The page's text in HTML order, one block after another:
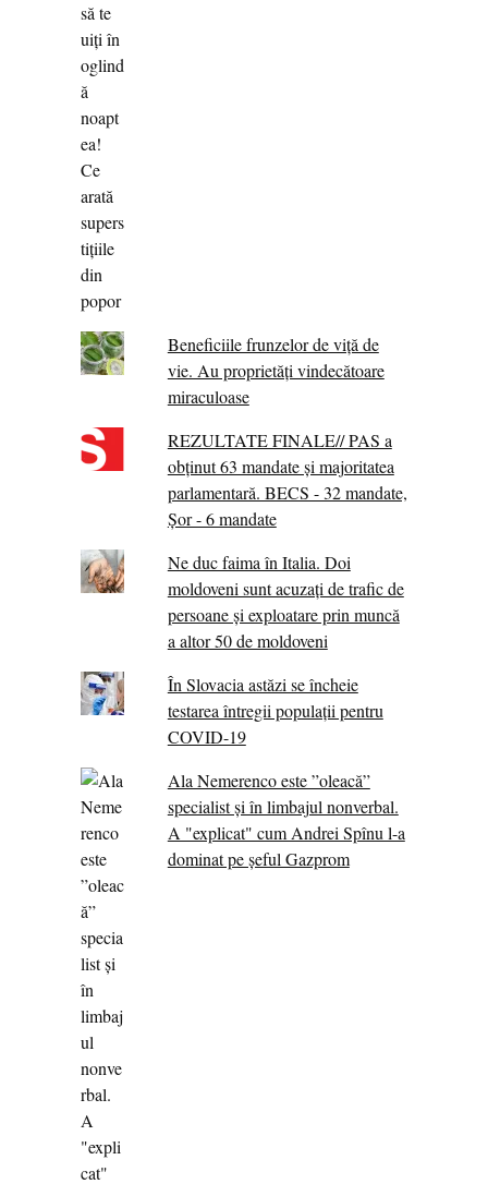
Beneficiile frunzelor de viță de
vie. Au proprietăţi vindecătoare
miraculoase
REZULTATE FINALE// PAS a
obținut 63 mandate și majoritatea
parlamentară. BECS - 32 mandate,
Șor - 6 mandate
Ne duc faima în Italia. Doi
moldoveni sunt acuzați de trafic de
persoane și exploatare prin muncă
a altor 50 de moldoveni
În Slovacia astăzi se încheie
testarea întregii populații pentru
COVID-19
Ala Nemerenco este ”oleacă”
specialist și în limbajul nonverbal.
A "explicat" cum Andrei Spînu l-a
dominat pe șeful Gazprom